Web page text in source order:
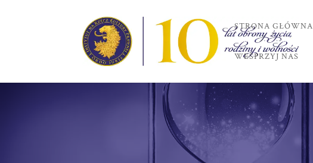
STRONA GŁÓWNA
WESPRZYJ NAS